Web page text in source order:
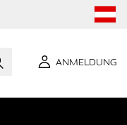
ANMELDUNG